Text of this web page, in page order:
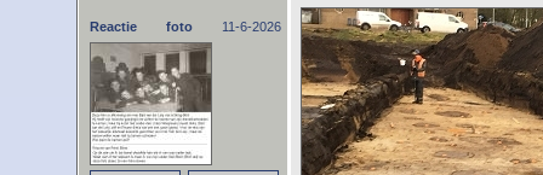
Reactie foto 11-6-2026